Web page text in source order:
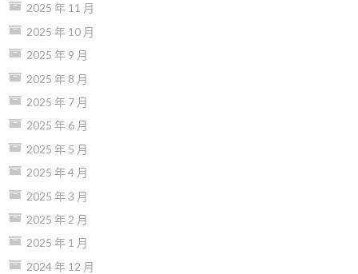
2025 年 11 月
2025 年 10 月
2025 年 9 月
2025 年 8 月
2025 年 7 月
2025 年 6 月
2025 年 5 月
2025 年 4 月
2025 年 3 月
2025 年 2 月
2025 年 1 月
2024 年 12 月